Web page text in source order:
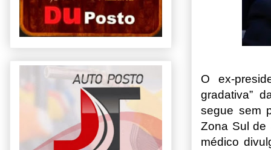
O ex-
gradativa”
segue sem
Zona Sul de
médico